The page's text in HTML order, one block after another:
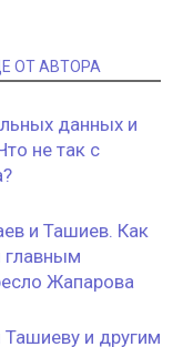
ОТ АВТОРА
данных и
не так с
и Ташиев. Как
главным
Жапарова
и другим